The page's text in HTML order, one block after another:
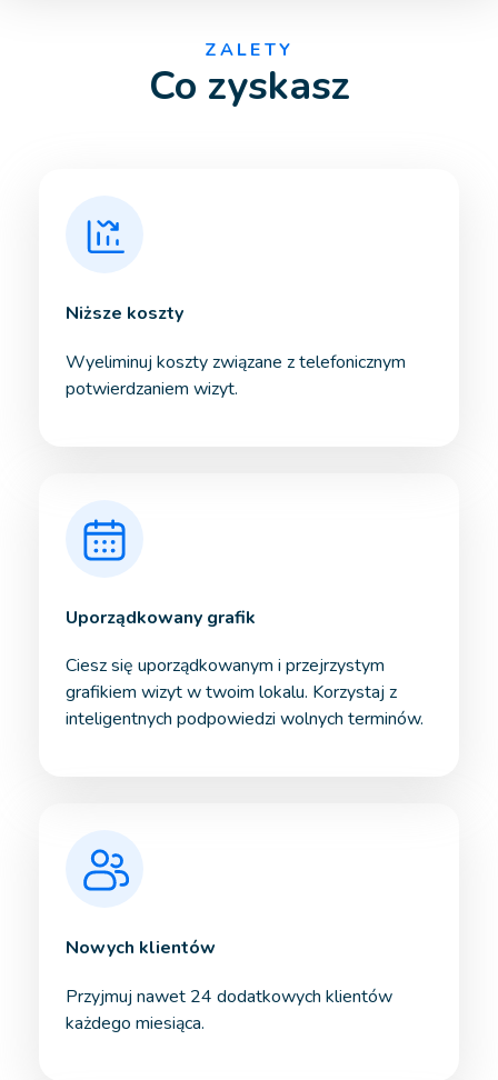
ZALETY
Co zyskasz
Niższe koszty
Wyeliminuj koszty związane z telefonicznym
potwierdzaniem wizyt.
Uporządkowany grafik
Ciesz się uporządkowanym i przejrzystym
grafikiem wizyt w twoim lokalu. Korzystaj z
inteligentnych podpowiedzi wolnych terminów.
Nowych klientów
Przyjmuj nawet 24 dodatkowych klientów
każdego miesiąca.